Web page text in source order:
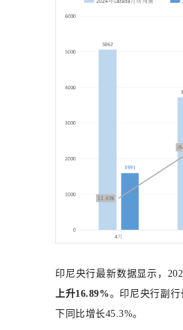
印尼央行最新数据显示，
上升16.89%。印尼央行副
下同比增长45.3%。